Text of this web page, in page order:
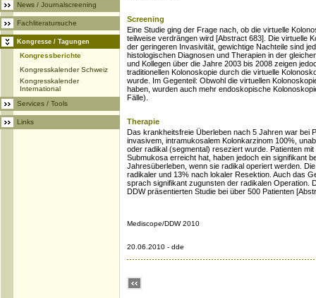
News / Journalscreening
Fachliteratursuche
Kongresse / Tagungen
Kongressberichte
Kongresskalender Schweiz
Kongresskalender
International
Services / Tools
Links
Screening
Eine Studie ging der Frage nach, ob die virtuelle
teilweise verdrängen wird [Abstract 683]. Die virtuelle
der geringeren Invasivität, gewichtige Nachteile sind
histologischen Diagnosen und Therapien in der
und Kollegen über die Jahre 2003 bis 2008 zeigen
traditionellen Kolonoskopie durch die virtuelle
wurde. Im Gegenteil: Obwohl die virtuellen
haben, wurden auch mehr endoskopische
Fälle).
Therapie
Das krankheitsfreie Überleben nach 5 Jahren war bei
invasivem, intramukosalem Kolonkarzinom 100%,
oder radikal (segmental) reseziert wurde. Patienten
Submukosa erreicht hat, haben jedoch ein signifikant
Jahresüberleben, wenn sie radikal operiert werden.
radikaler und 13% nach lokaler Resektion. Auch das
sprach signifikant zugunsten der radikalen Operation.
DDW präsentierten Studie bei über 500 Patienten
Mediscope/DDW 2010
20.06.2010 - dde